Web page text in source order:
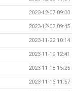
2023-12-07 09:00
2023-12-03 09:45
2023-11-22 10:14
2023-11-19 12:41
2023-11-18 15:25
2023-11-16 11:57